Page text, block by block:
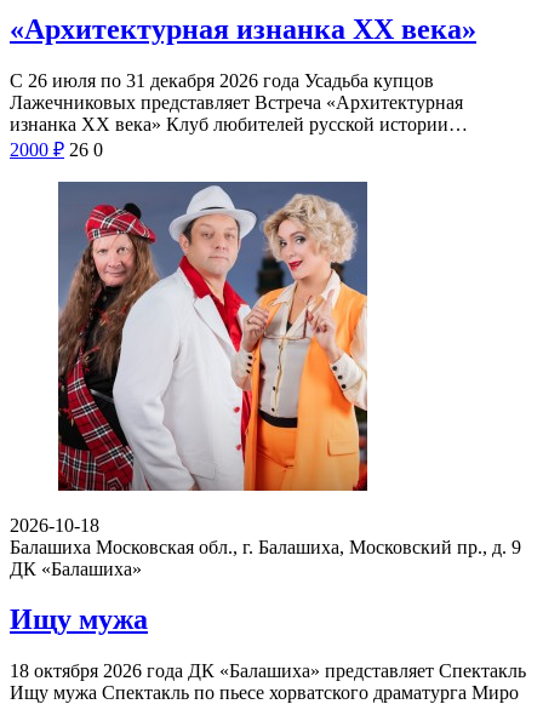
«Архитектурная изнанка XX века»
С 26 июля по 31 декабря 2026 года Усадьба купцов
Лажечниковых представляет Встреча «Архитектурная
изнанка XX века» Клуб любителей русской истории…
2000 ₽ 26 0
2026-10-18
Балашиха Московская обл., г. Балашиха, Московский пр., д. 9
ДК «Балашиха»
Ищу мужа
18 октября 2026 года ДК «Балашиха» представляет Спектакль
Ищу мужа Спектакль по пьесе хорватского драматурга Миро